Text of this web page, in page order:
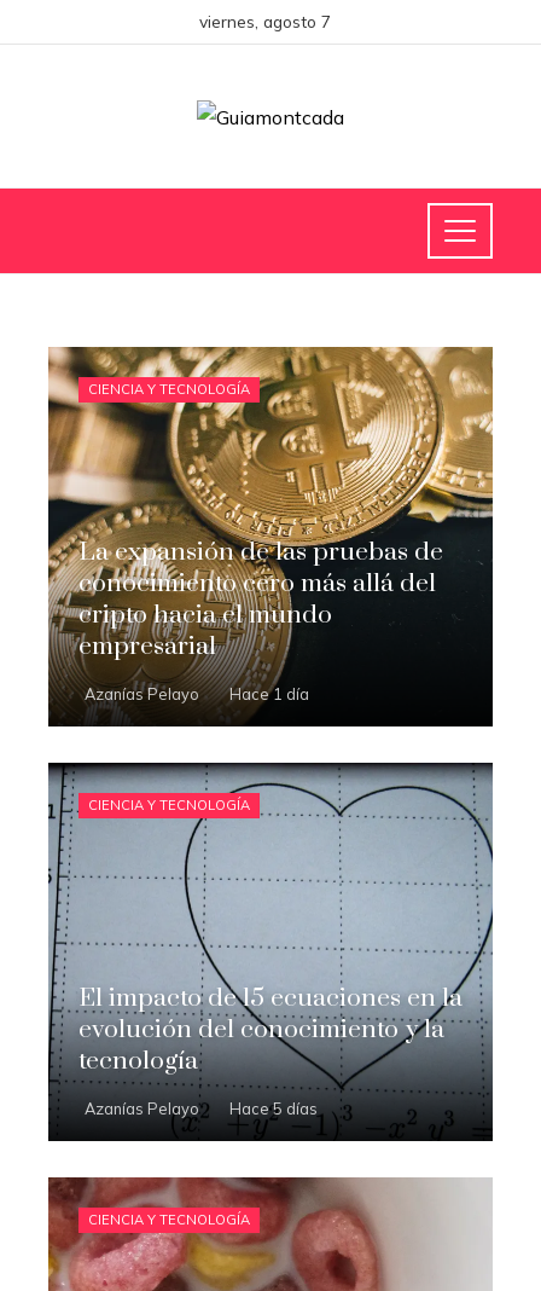
viernes, agosto 7
CIENCIA Y TECNOLOGÍA
La expansión de las pruebas de
conocimiento cero más allá del
cripto hacia el mundo
empresarial
Azanías Pelayo Hace 1 día
CIENCIA Y TECNOLOGÍA
El impacto de 15 ecuaciones en la
evolución del conocimiento y la
tecnología
Azanías Pelayo Hace 5 días
CIENCIA Y TECNOLOGÍA